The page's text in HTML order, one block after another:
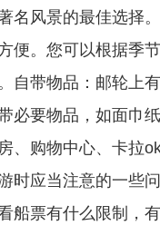
名风景的最佳选择
便。您可以根据季
自带物品：邮轮上
必要物品，如面巾
、购物中心、卡拉
时应当注意的一些
船票有什么限制，